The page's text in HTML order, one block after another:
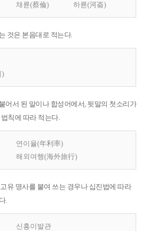
채륜(蔡倫) 하륜(河崙)
것은 본음대로 적는다.
)
어서 된 말이나 합성어에서, 뒷말의 첫소리가
법칙에 따라 적는다.
연이율(年利率)
해외여행(海外旅行)
유 명사를 붙여 쓰는 경우나 십진법에 따라
.
신흥이발관